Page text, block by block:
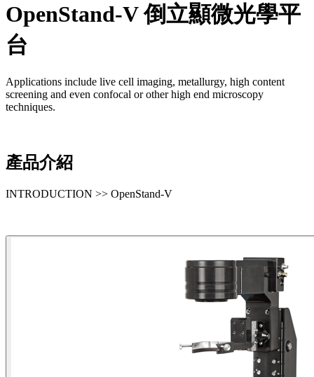
OpenStand-V 倒立顯微光學平
台
Applications include live cell imaging, metallurgy, high content
screening and even confocal or other high end microscopy
techniques.
產品介紹
INTRODUCTION >> OpenStand-V